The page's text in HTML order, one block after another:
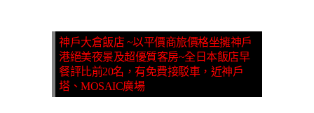
神戶大倉飯店 ~以平價商旅價格坐擁神戶
港絕美夜景及超優質客房~全日本飯店早
餐評比前20名，有免費接駁車，近神戶
塔、MOSAIC廣場